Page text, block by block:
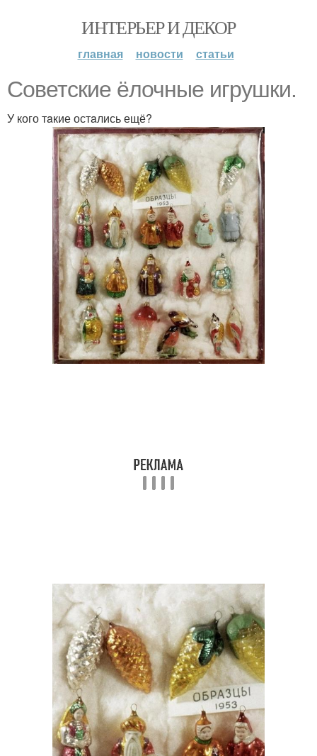
ИНТЕРЬЕР И ДЕКОР
главная новости статьи
Cоветские ёлочные игрушки.
У кого тaкие остaлись ещё?